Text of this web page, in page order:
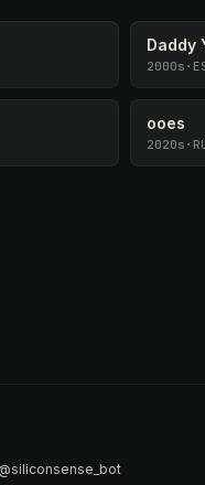
Daddy
2000s ·
ooes
2020s ·
@siliconsense_bot